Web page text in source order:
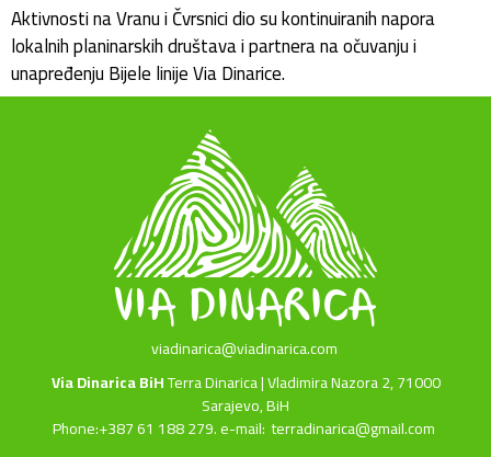
Aktivnosti na Vranu i Čvrsnici dio su kontinuiranih napora
lokalnih planinarskih društava i partnera na očuvanju i
unapređenju Bijele linije Via Dinarice.
viadinarica@viadinarica.com
Via Dinarica BiHTerra Dinarica | Vladimira Nazora 2, 71000
Sarajevo, BiH
Phone:+387 61 188 279. e-mail:terradinarica@gmail.com